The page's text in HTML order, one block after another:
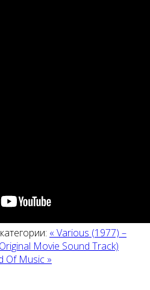
« Various (1977) –
Movie Sound Track)
Of Music »